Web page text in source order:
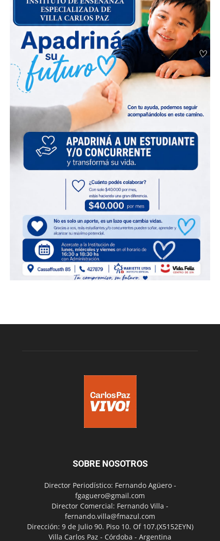
SOBRE NOSOTROS
Director Periodístico: Fernando Agüero -
fgaguero@gmail.com
Director Comercial: Fernando Villa -
fernando.villa@fmazul.com
Dirección: 9 de Julio 90. Piso 10. Of 107.(X5152EYN)
Villa Carlos Paz - Córdoba - Argentina